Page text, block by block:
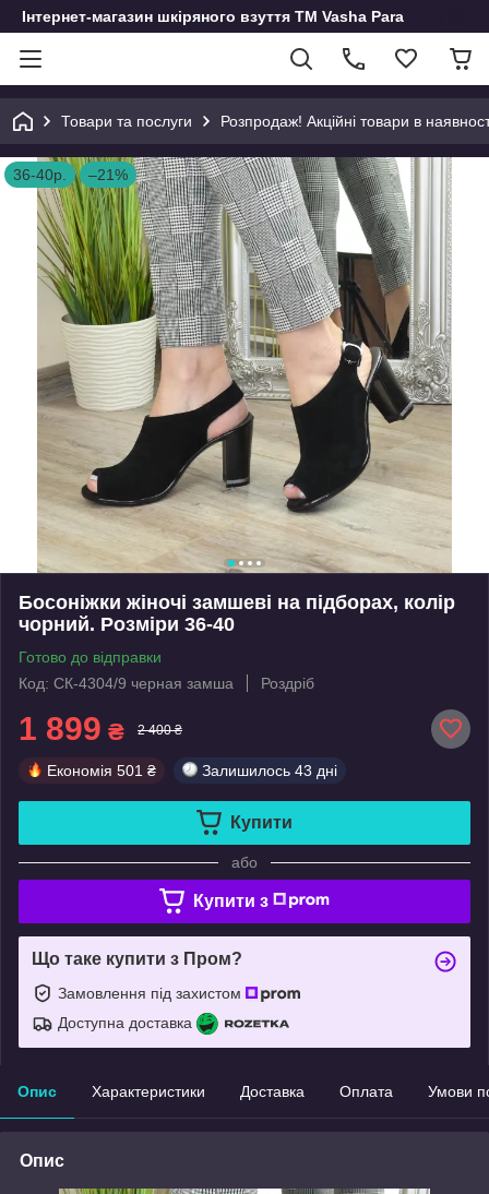
Інтернет-магазин шкіряного взуття ТМ Vasha Para
Товари та послуги Розпродаж! Акційні товари в
36-40р. –21%
Босоніжки жіночі замшеві на підборах, колір
чорний. Розміри 36-40
Готово до відправки
Код: СК-4304/9 черная замша
Роздріб
1 899 ₴ 2 400 ₴
Економія 501 ₴ Залишилось 43 дні
Купити
або
Купити з
Що таке купити з Пром?
Замовлення під захистом
Доступна доставка
Опис Характеристики Доставка Оплата Умови
Опис